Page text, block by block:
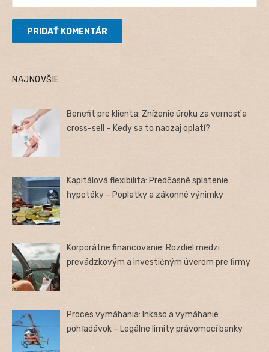
NAJNOVŠIE
Benefit pre klienta: Zníženie úroku za vernosť a
cross-sell – Kedy sa to naozaj oplatí?
Kapitálová flexibilita: Predčasné splatenie
hypotéky – Poplatky a zákonné výnimky
Korporátne financovanie: Rozdiel medzi
prevádzkovým a investičným úverom pre firmy
Proces vymáhania: Inkaso a vymáhanie
pohľadávok – Legálne limity právomocí banky